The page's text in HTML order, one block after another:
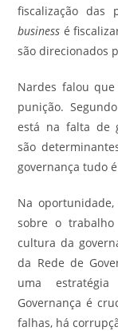
fiscalização das
business é
são direcionados
Nardes falou
punição.
está na falta de
são
governança tudo
Na
sobre o
cultura da
da Rede de
uma
Governança é
falhas, há